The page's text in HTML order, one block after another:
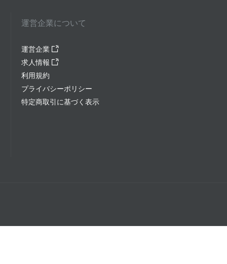
運営企業について
運営企業
求人情報
利用規約
プライバシーポリシー
特定商取引に基づく表示